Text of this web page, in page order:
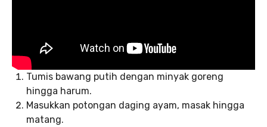
Tumis bawang putih dengan minyak goreng
hingga harum.
Masukkan potongan daging ayam, masak hingga
matang.